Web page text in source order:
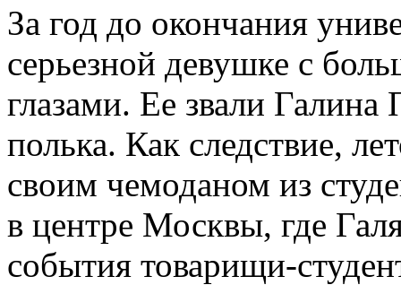
За год до окончания
серьезной девушке с
глазами. Ее звали
полька. Как следствие,
своим чемоданом из
в центре Москвы, где
события товарищи-